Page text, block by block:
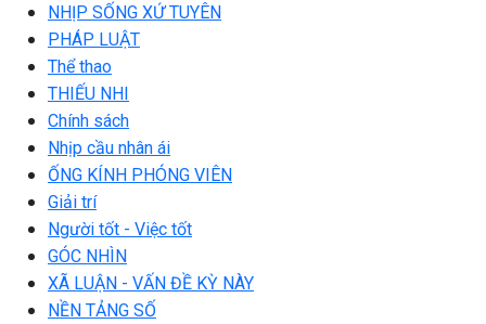
NHỊP SỐNG XỨ TUYÊN
PHÁP LUẬT
Thể thao
THIẾU NHI
Chính sách
Nhịp cầu nhân ái
ỐNG KÍNH PHÓNG VIÊN
Giải trí
Người tốt - Việc tốt
GÓC NHÌN
XÃ LUẬN - VẤN ĐỀ KỲ NÀY
NỀN TẢNG SỐ